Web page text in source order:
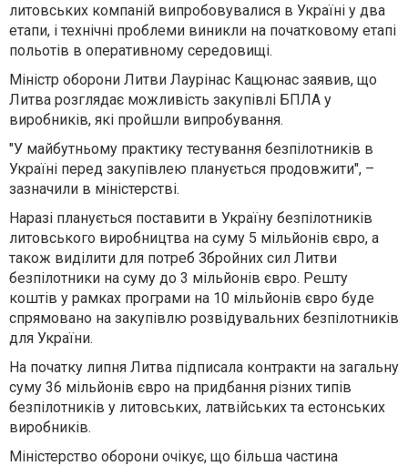
литовських компаній випробовувалися в Україні у два
етапи, і технічні проблеми виникли на початковому етапі
польотів в оперативному середовищі.
Міністр оборони Литви Лаурінас Кащюнас заявив, що
Литва розглядає можливість закупівлі БПЛА у
виробників, які пройшли випробування.
"У майбутньому практику тестування безпілотників в
Україні перед закупівлею планується продовжити", –
зазначили в міністерстві.
Наразі планується поставити в Україну безпілотників
литовського виробництва на суму 5 мільйонів євро, а
також виділити для потреб Збройних сил Литви
безпілотники на суму до 3 мільйонів євро. Решту
коштів у рамках програми на 10 мільйонів євро буде
спрямовано на закупівлю розвідувальних безпілотників
для України.
На початку липня Литва підписала контракти на загальну
суму 36 мільйонів євро на придбання різних типів
безпілотників у литовських, латвійських та естонських
виробників.
Міністерство оборони очікує, що більша частина